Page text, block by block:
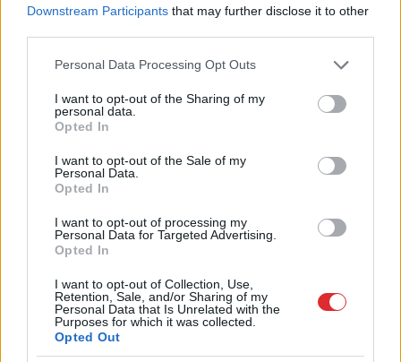
Downstream Participants that may further disclose it to other
Please note that this website/app uses one or more Google
not limited to your visit or usage behaviour. You may click to
grant or deny consent to Google and its third-party tags to
use your data for below specified purposes in below Google
consent section.
Personal Data Processing Opt Outs
I want to opt-out of the Sharing of my
personal data.
Opted In
I want to opt-out of the Sale of my
Personal Data.
Opted In
I want to opt-out of processing my
Personal Data for Targeted Advertising.
Opted In
I want to opt-out of Collection, Use,
Retention, Sale, and/or Sharing of my
Personal Data that Is Unrelated with the
Purposes for which it was collected.
Opted Out
Astroloģe izceļ 3 zodiaka zīmes, kurām ir
nosliece uz emocionālu kontroli pār citiem
Masks atsakās no vienošanās ar Zelenski;
atklājas, par ko viņiem ir nopietnas
nesaskaņas
“Manpat neomulīgi palika!” Sēņotāja
mežā uziet ļoti biedējošu vietu
Ārstinosauc četrus augļus ar kuru ēšanu
aizrauties
Slaidiņš:Izskatās, ka jaunais Ukrainas
bruņoto spēku virspavēlnieks ir nolēmis